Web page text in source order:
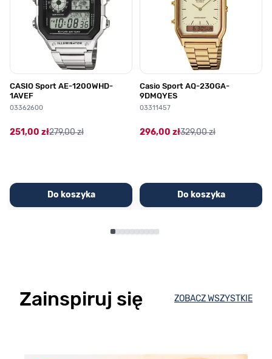
CASIO Sport AE-1200WHD-
1AVEF
03362600
251,00 zł279,00 zł
Do koszyka
Casio Sport AQ-230GA-
9DMQYES
03311457
296,00 zł329,00 zł
Do koszyka
Zainspiruj się ZOBACZ WSZYSTKIE